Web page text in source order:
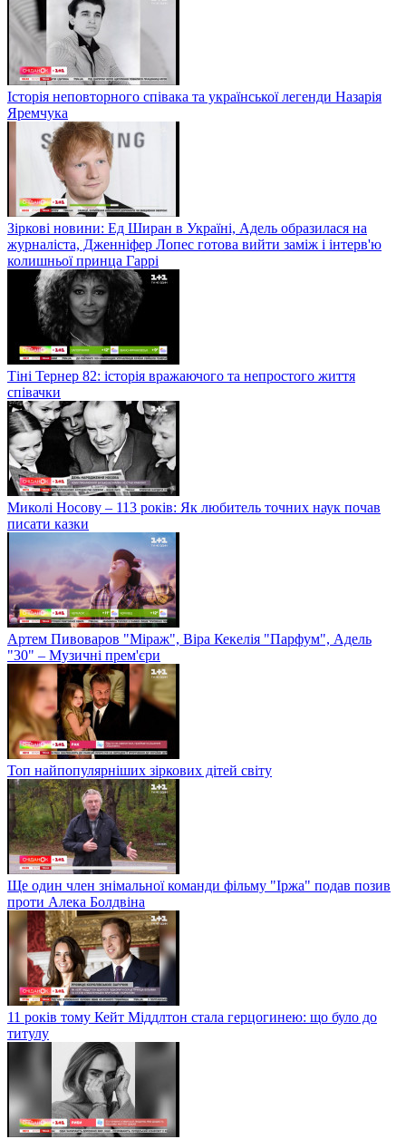
Історія неповторного співака та української легенди Назарія
Яремчука
Зіркові новини: Ед Ширан в Україні, Адель образилася на
журналіста, Дженніфер Лопес готова вийти заміж і інтерв'ю
колишньої принца Гаррі
Тіні Тернер 82: історія вражаючого та непростого життя
співачки
Миколі Носову – 113 років: Як любитель точних наук почав
писати казки
Артем Пивоваров "Міраж", Віра Кекелія "Парфум", Адель
"30" – Музичні прем'єри
Топ найпопулярніших зіркових дітей світу
Ще один член знімальної команди фільму "Іржа" подав позив
проти Алека Болдвіна
11 років тому Кейт Міддлтон стала герцогинею: що було до
титулу